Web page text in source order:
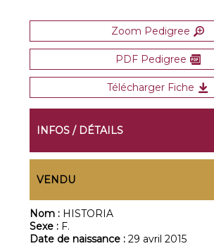
Zoom Pedigree
PDF Pedigree
Télécharger Fiche
INFOS / DÉTAILS
VENDU
Nom : HISTORIA
Sexe : F.
Date de naissance :29 avril 2015